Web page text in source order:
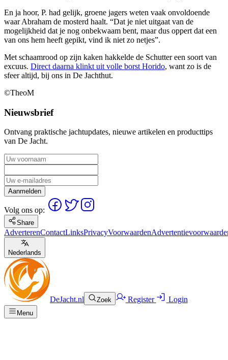
En ja hoor, P. had gelijk, groene jagers weten vaak onvoldoende
waar Abraham de mosterd haalt. “Dat je niet uitgaat van de
mogelijkheid dat je nog onbekwaam bent, maar dus oppert dat een
van ons hem heeft gepikt, vind ik niet zo netjes”.
Met schaamrood op zijn kaken hakkelde de Schutter een soort van
excuus. Direct daarna klinkt uit volle borst Horido, want zo is de
sfeer altijd, bij ons in De Jachthut.
©TheoM
Nieuwsbrief
Ontvang praktische jachtupdates, nieuwe artikelen en producttips
van De Jacht.
Aanmelden
Volg ons op:
Share
AdverterenContactLinksPrivacyVoorwaarden
Nederlands
DeJacht.nl Zoek Register Login
Menu